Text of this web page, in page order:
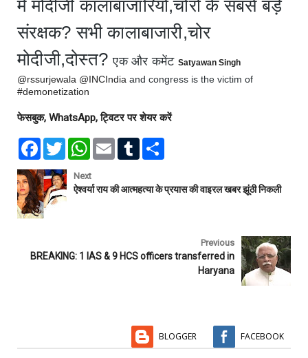
मे मोदीजी कालाबाजारियो,चोरो के सबसे बड़े
संरक्षक? सभी कालाबाजारी,चोर
मोदीजी,दोस्त? एक और कमेंट Satyawan Singh
@rssurjewala @INCIndia
#demonetization
फेसबुक, WhatsApp, ट्विटर पर शेयर करें
F
e
b
o
o
k
T
w
t
t
e
W
t
s
E
l
T
l
r
e
Next
ऐश्वर्या राय की आत्महत्या के प्रयास की वाइरल खबर झूंठी निकली
Previous
BREAKING: 1 IAS & 9 HCS officers transferred in
Haryana
BLOGGER FACEBOOK